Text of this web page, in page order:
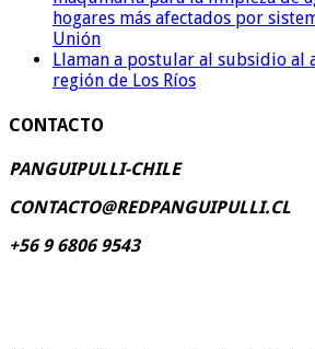
hogares más afectados por
Unión
Llaman a postular al subsidio al
región de Los Ríos
CONTACTO
PANGUIPULLI-CHILE
CONTACTO@REDPANGUIPULLI.CL
+56 9 6806 9543